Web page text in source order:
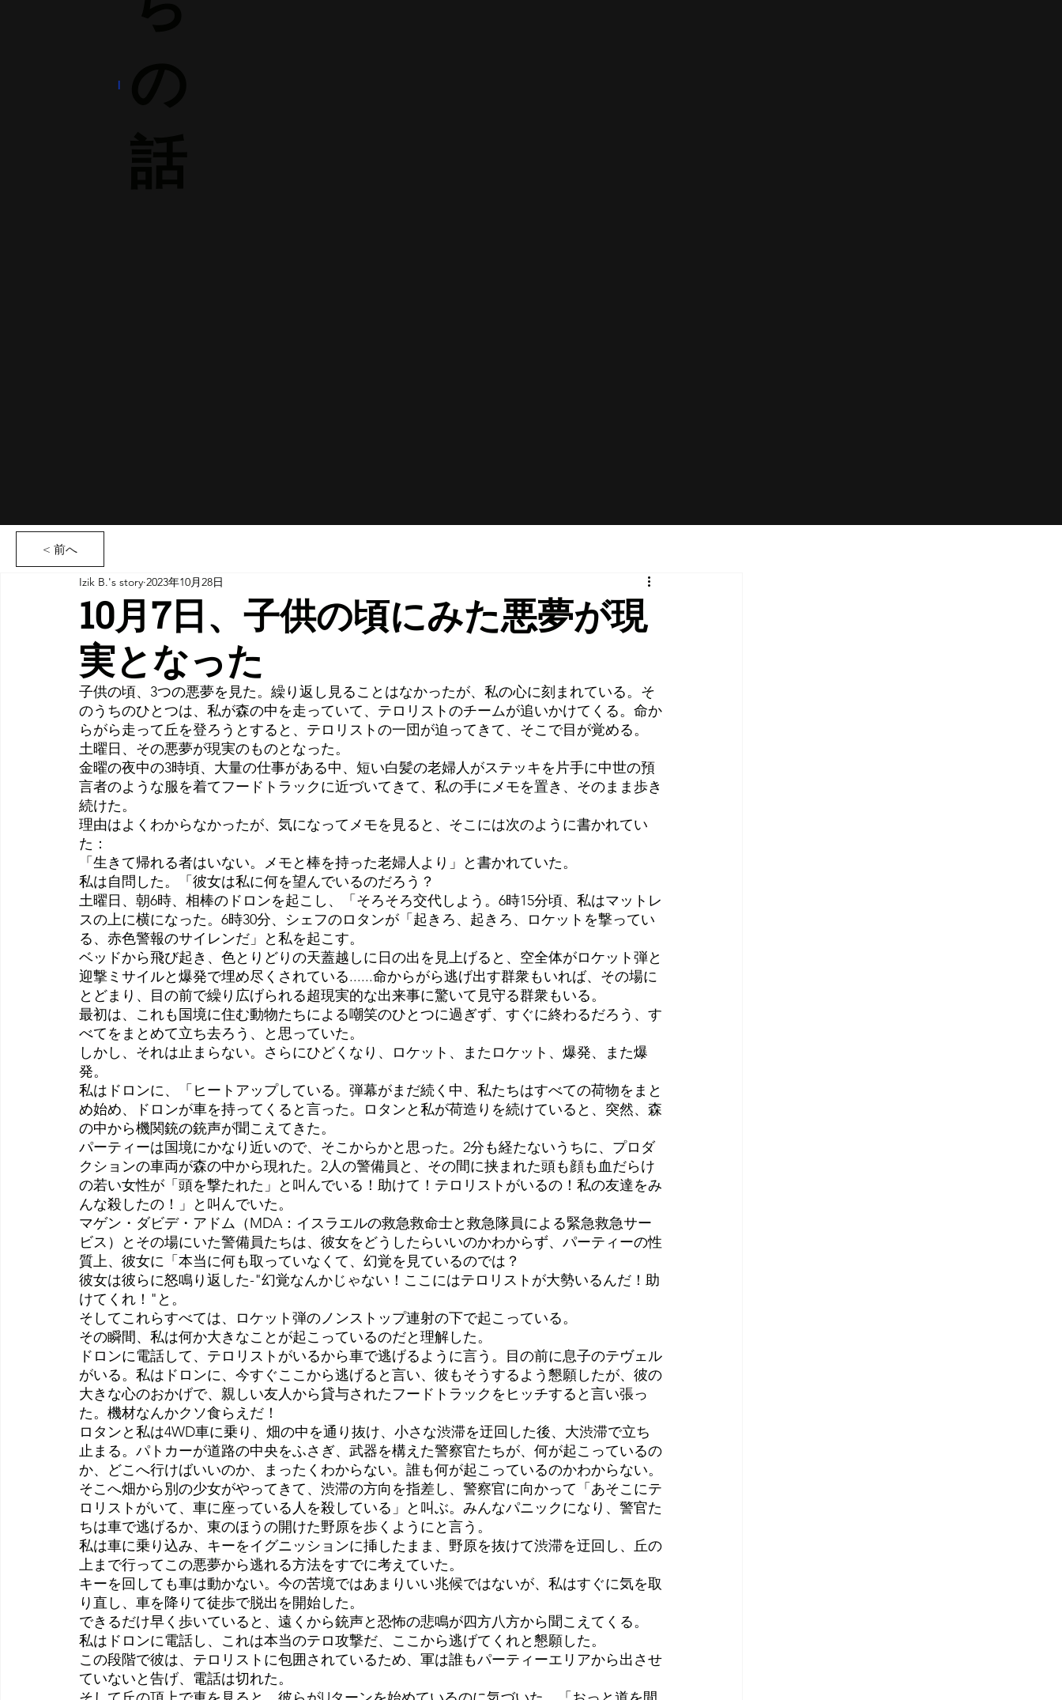
10月7日、子供の頃にみた悪夢が現
実となった
Izik B.'s story 2023年10月28日
子供の頃、3つの悪夢を見た。繰り返し見ることはなかったが、私の心に刻まれている。そ
のうちのひとつは、私が森の中を走っていて、テロリストのチームが追いかけてくる。命か
らがら走って丘を登ろうとすると、テロリストの一団が迫ってきて、そこで目が覚める。
土曜日、その悪夢が現実のものとなった。
金曜の夜中の3時頃、大量の仕事がある中、短い白髪の老婦人がステッキを片手に中世の預
言者のような服を着てフードトラックに近づいてきて、私の手にメモを置き、そのまま歩き
続けた。
理由はよくわからなかったが、気になってメモを見ると、そこには次のように書かれてい
た：
「生きて帰れる者はいない。メモと棒を持った老婦人より」と書かれていた。
私は自問した。「彼女は私に何を望んでいるのだろう？
土曜日、朝6時、相棒のドロンを起こし、「そろそろ交代しよう。6時15分頃、私はマットレ
スの上に横になった。6時30分、シェフのロタンが「起きろ、起きろ、ロケットを撃ってい
る、赤色警報のサイレンだ」と私を起こす。
ベッドから飛び起き、色とりどりの天蓋越しに日の出を見上げると、空全体がロケット弾と
迎撃ミサイルと爆発で埋め尽くされている......命からがら逃げ出す群衆もいれば、その場に
とどまり、目の前で繰り広げられる超現実的な出来事に驚いて見守る群衆もいる。
最初は、これも国境に住む動物たちによる嘲笑のひとつに過ぎず、すぐに終わるだろう、す
べてをまとめて立ち去ろう、と思っていた。
しかし、それは止まらない。さらにひどくなり、ロケット、またロケット、爆発、また爆
発。
私はドロンに、「ヒートアップしている。弾幕がまだ続く中、私たちはすべての荷物をまと
め始め、ドロンが車を持ってくると言った。ロタンと私が荷造りを続けていると、突然、森
の中から機関銃の銃声が聞こえてきた。
パーティーは国境にかなり近いので、そこからかと思った。2分も経たないうちに、プロダ
クションの車両が森の中から現れた。2人の警備員と、その間に挟まれた頭も顔も血だらけ
の若い女性が「頭を撃たれた」と叫んでいる！助けて！テロリストがいるの！私の友達をみ
んな殺したの！」と叫んでいた。
マゲン・ダビデ・アドム（MDA：イスラエルの救急救命士と救急隊員による緊急救急サー
ビス）とその場にいた警備員たちは、彼女をどうしたらいいのかわからず、パーティーの性
質上、彼女に「本当に何も取っていなくて、幻覚を見ているのでは？
彼女は彼らに怒鳴り返した-"幻覚なんかじゃない！ここにはテロリストが大勢いるんだ！助
けてくれ！"と。
そしてこれらすべては、ロケット弾のノンストップ連射の下で起こっている。
その瞬間、私は何か大きなことが起こっているのだと理解した。
ドロンに電話して、テロリストがいるから車で逃げるように言う。目の前に息子のテヴェル
がいる。私はドロンに、今すぐここから逃げると言い、彼もそうするよう懇願したが、彼の
大きな心のおかげで、親しい友人から貸与されたフードトラックをヒッチすると言い張っ
た。機材なんかクソ食らえだ！
ロタンと私は4WD車に乗り、畑の中を通り抜け、小さな渋滞を迂回した後、大渋滞で立ち
止まる。パトカーが道路の中央をふさぎ、武器を構えた警察官たちが、何が起こっているの
か、どこへ行けばいいのか、まったくわからない。誰も何が起こっているのかわからない。
そこへ畑から別の少女がやってきて、渋滞の方向を指差し、警察官に向かって「あそこにテ
ロリストがいて、車に座っている人を殺している」と叫ぶ。みんなパニックになり、警官た
ちは車で逃げるか、東のほうの開けた野原を歩くようにと言う。
私は車に乗り込み、キーをイグニッションに挿したまま、野原を抜けて渋滞を迂回し、丘の
上まで行ってこの悪夢から逃れる方法をすでに考えていた。
キーを回しても車は動かない。今の苦境ではあまりいい兆候ではないが、私はすぐに気を取
り直し、車を降りて徒歩で脱出を開始した。
できるだけ早く歩いていると、遠くから銃声と恐怖の悲鳴が四方八方から聞こえてくる。
私はドロンに電話し、これは本当のテロ攻撃だ、ここから逃げてくれと懇願した。
この段階で彼は、テロリストに包囲されているため、軍は誰もパーティーエリアから出させ
ていないと告げ、電話は切れた。
< 前へ